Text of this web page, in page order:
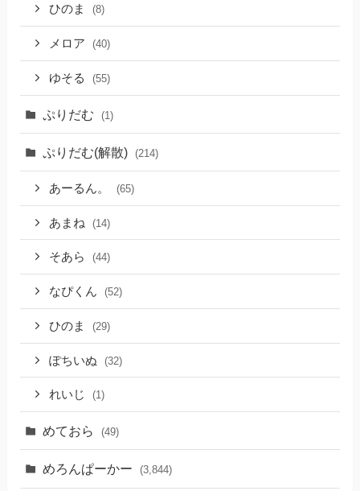
ひのま (8)
メロア (40)
ゆそる (55)
ぷりだむ (1)
ぷりだむ(解散) (214)
あーるん。 (65)
あまね (14)
そあら (44)
なぴくん (52)
ひのま (29)
ぽちいぬ (32)
れいじ (1)
めておら (49)
めろんぱーかー (3,844)